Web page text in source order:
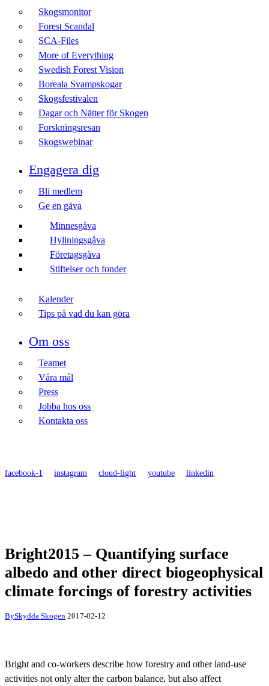
Skogsmonitor
Forest Scandal
SCA-Files
More of Everything
Swedish Forest Vision
Boreala Svampskogar
Skogsfestivalen
Dagar och Nätter för Skogen
Forskningsresan
Skogswebinar
Engagera dig
Bli medlem
Ge en gåva
Minnesgåva
Hyllningsgåva
Företagsgåva
Stiftelser och fonder
Kalender
Tips på vad du kan göra
Om oss
Teamet
Våra mål​
Press
Jobba hos oss
Kontakta oss
facebook-1 instagram cloud-light youtube linkedin
Bright2015 – Quantifying surface
albedo and other direct biogeophysical
climate forcings of forestry activities
BySkydda Skogen 2017-02-12
Bright and co-workers describe how forestry and other land-use
activities not only alter the carbon balance, but also affect